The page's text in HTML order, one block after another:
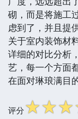
砌，而是将施工
虑到了，并且提
关于室内装饰材
详细的对比分析
艺，每一个方面
在面对琳琅满目
评分☆☆☆